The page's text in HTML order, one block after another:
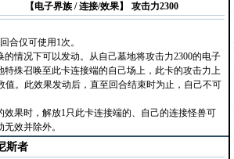
【电子界族 / 连接/效果】
攻击力2300
合仅可使用1次。
情况下可以发动。从自己墓地将攻击力2300的电子
特殊召唤至此卡连接端的自己场上，此卡的攻击力上
值。此效果发动后，直至回合结束时为止，自己不可
果时，解放1只此卡连接端的、自己的连接怪兽可
效并除外。
斯者